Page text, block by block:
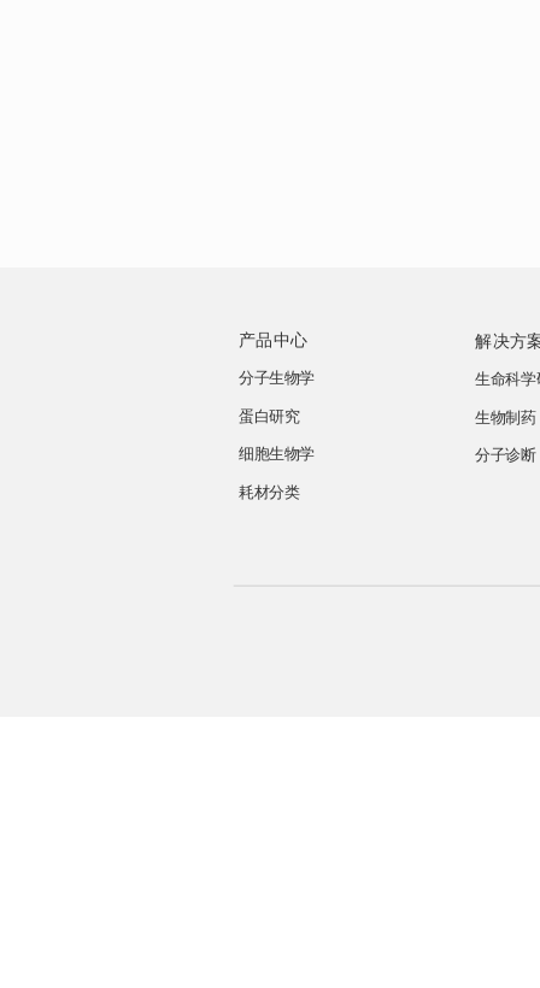
产品中心
分子生物学
蛋白研究
细胞生物学
耗材分类
解决方
生命科学
生物制药
分子诊断